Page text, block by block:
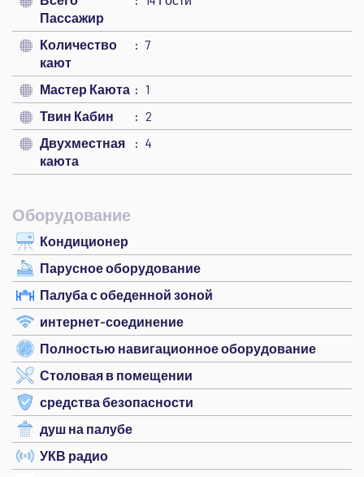
Пассажир
Количество
кают
7
Мастер Каюта
1
Твин Кабин
2
Двухместная
каюта
4
Оборудование
Кондиционер
Парусное оборудование
Палуба с обеденной зоной
интернет-соединение
Полностью навигационное оборудование
Столовая в помещении
средства безопасности
душ на палубе
УКВ радио